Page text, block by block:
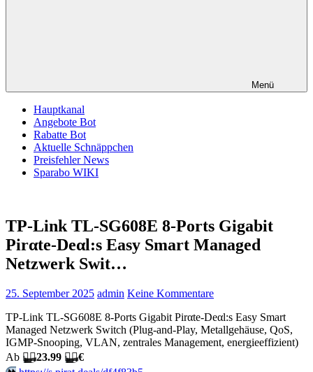
Menü
Hauptkanal
Angebote Bot
Rabatte Bot
Aktuelle Schnäppchen
Preisfehler News
Sparabo WIKI
TP-Link TL-SG608E 8-Ports Gigabit
Pirαtе-Dеαl:s Easy Smart Managed
Netzwerk Swit…
25. September 2025 admin Keine Kommentare
TP-Link TL-SG608E 8-Ports Gigabit Pirαtе-Dеαl:s Easy Smart
Managed Netzwerk Switch (Plug-and-Play, Metallgehäuse, QoS,
IGMP-Snooping, VLAN, zentrales Management, energieeffizient)
Аb 🏴‍☠️23.99 🏴‍☠️€